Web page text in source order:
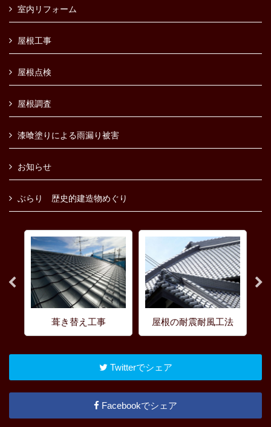
室内リフォーム
屋根工事
屋根点検
屋根調査
漆喰塗りによる雨漏り被害
お知らせ
ぶらり 歴史的建造物めぐり
葺き替え工事 屋根の耐震耐風工法
Twitterでシェア
Facebookでシェア